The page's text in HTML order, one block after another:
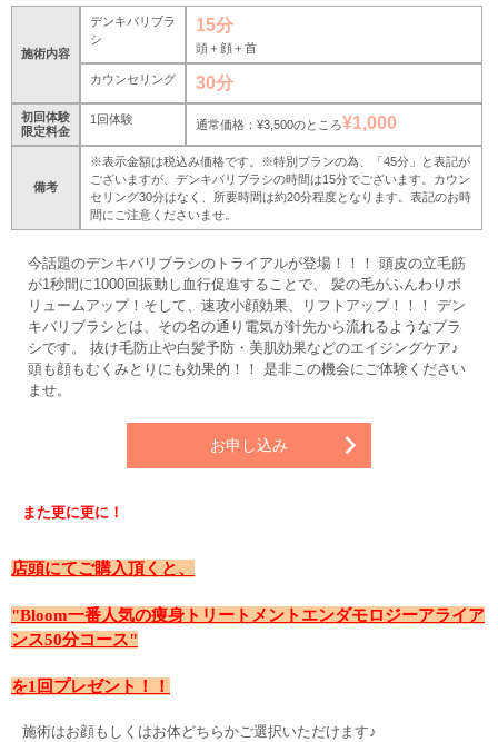
施術内容
デンキバリブラ
シ
15分
頭＋顔＋首
カウンセリング 30分
初回体験
限定料金
1回体験 通常価格：¥3,500のところ¥1,000
備考
※表示金額は税込み価格です。※特別プランの為、「45分」と表記が
ございますが、デンキバリブラシの時間は15分でございます。カウン
セリング30分はなく、所要時間は約20分程度となります。表記のお時
間にご注意くださいませ。
今話題のデンキバリブラシのトライアルが登場！！！ 頭皮の立毛筋
が1秒間に1000回振動し血行促進することで、 髪の毛がふんわりボ
リュームアップ！そして、速攻小顔効果、リフトアップ！！！ デン
キバリブラシとは、その名の通り電気が針先から流れるようなブラ
シです。 抜け毛防止や白髪予防・美肌効果などのエイジングケア♪
頭も顔もむくみとりにも効果的！！ 是非この機会にご体験ください
ませ。
お申し込み
また更に更に！
店頭にてご購入頂くと、
"Bloom一番人気の痩身トリートメントエンダモロジーアライア
ンス50分コース"
を1回プレゼント！！
施術はお顔もしくはお体どちらかご選択いただけます♪